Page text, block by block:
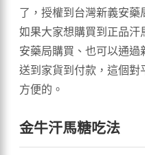
了，授權到台灣新義安
如果大家想購買到正品汗
安藥局購買、也可以通
送到家貨到付款，這個對
方便的。
金牛汗馬糖吃法